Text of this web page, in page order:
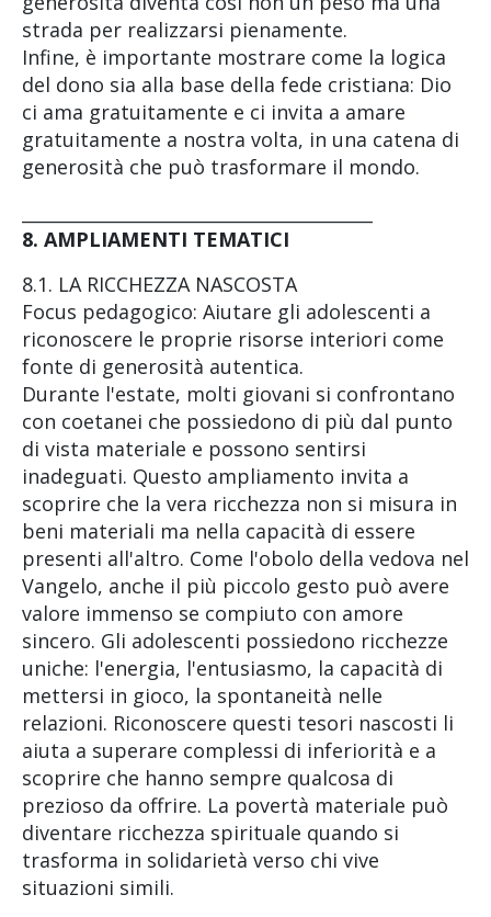
strada per realizzarsi pienamente.
Infine, è importante mostrare come la logica
del dono sia alla base della fede cristiana: Dio
ci ama gratuitamente e ci invita a amare
gratuitamente a nostra volta, in una catena di
generosità che può trasformare il mondo.
8. AMPLIAMENTI TEMATICI
8.1. LA RICCHEZZA NASCOSTA
Focus pedagogico: Aiutare gli adolescenti a
riconoscere le proprie risorse interiori come
fonte di generosità autentica.
Durante l'estate, molti giovani si confrontano
con coetanei che possiedono di più dal punto
di vista materiale e possono sentirsi
inadeguati. Questo ampliamento invita a
scoprire che la vera ricchezza non si misura in
beni materiali ma nella capacità di essere
presenti all'altro. Come l'obolo della vedova nel
Vangelo, anche il più piccolo gesto può avere
valore immenso se compiuto con amore
sincero. Gli adolescenti possiedono ricchezze
uniche: l'energia, l'entusiasmo, la capacità di
mettersi in gioco, la spontaneità nelle
relazioni. Riconoscere questi tesori nascosti li
aiuta a superare complessi di inferiorità e a
scoprire che hanno sempre qualcosa di
prezioso da offrire. La povertà materiale può
diventare ricchezza spirituale quando si
trasforma in solidarietà verso chi vive
situazioni simili.